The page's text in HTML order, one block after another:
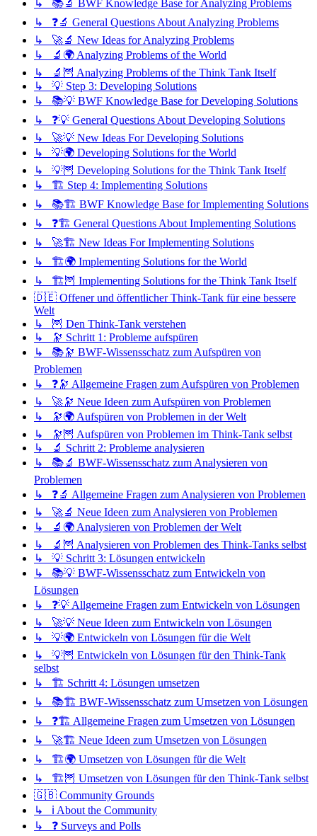
↳ 📚🔬 BWF Knowledge Base for Analyzing Problems
↳ ❓🔬 General Questions About Analyzing Problems
↳ 🚀🔬 New Ideas for Analyzing Problems
↳ 🔬🌍 Analyzing Problems of the World
↳ 🔬🦉 Analyzing Problems of the Think Tank Itself
↳ 💡 Step 3: Developing Solutions
↳ 📚💡 BWF Knowledge Base for Developing Solutions
↳ ❓💡 General Questions About Developing Solutions
↳ 🚀💡 New Ideas For Developing Solutions
↳ 💡🌍 Developing Solutions for the World
↳ 💡🦉 Developing Solutions for the Think Tank Itself
↳ 🏗️ Step 4: Implementing Solutions
↳ 📚🏗️ BWF Knowledge Base for Implementing Solutions
↳ ❓🏗️ General Questions About Implementing Solutions
↳ 🚀🏗️ New Ideas For Implementing Solutions
↳ 🏗️🌍 Implementing Solutions for the World
↳ 🏗️🦉 Implementing Solutions for the Think Tank Itself
🇩🇪 Offener und öffentlicher Think-Tank für eine bessere
Welt
↳ 🦉 Den Think-Tank verstehen
↳ 🔭 Schritt 1: Probleme aufspüren
↳ 📚🔭 BWF-Wissensschatz zum Aufspüren von
Problemen
↳ ❓🔭 Allgemeine Fragen zum Aufspüren von Problemen
↳ 🚀🔭 Neue Ideen zum Aufspüren von Problemen
↳ 🔭🌍 Aufspüren von Problemen in der Welt
↳ 🔭🦉 Aufspüren von Problemen im Think-Tank selbst
↳ 🔬 Schritt 2: Probleme analysieren
↳ 📚🔬 BWF-Wissensschatz zum Analysieren von
Problemen
↳ ❓🔬 Allgemeine Fragen zum Analysieren von Problemen
↳ 🚀🔬 Neue Ideen zum Analysieren von Problemen
↳ 🔬🌍 Analysieren von Problemen der Welt
↳ 🔬🦉 Analysieren von Problemen des Think-Tanks selbst
↳ 💡 Schritt 3: Lösungen entwickeln
↳ 📚💡 BWF-Wissensschatz zum Entwickeln von
Lösungen
↳ ❓💡 Allgemeine Fragen zum Entwickeln von Lösungen
↳ 🚀💡 Neue Ideen zum Entwickeln von Lösungen
↳ 💡🌍 Entwickeln von Lösungen für die Welt
↳ 💡🦉 Entwickeln von Lösungen für den Think-Tank
selbst
↳ 🏗️ Schritt 4: Lösungen umsetzen
↳ 📚🏗️ BWF-Wissensschatz zum Umsetzen von Lösungen
↳ ❓🏗️ Allgemeine Fragen zum Umsetzen von Lösungen
↳ 🚀🏗️ Neue Ideen zum Umsetzen von Lösungen
↳ 🏗️🌍 Umsetzen von Lösungen für die Welt
↳ 🏗️🦉 Umsetzen von Lösungen für den Think-Tank selbst
🇬🇧 Community Grounds
↳ ℹ️ About the Community
↳ ❓ Surveys and Polls